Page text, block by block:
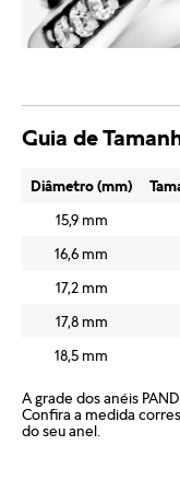
Guia de
Diâmetro (mm)
15,9 mm
16,6 mm
17,2 mm
17,8 mm
18,5 mm
A grade dos anéis
Confira a medida
do seu anel.